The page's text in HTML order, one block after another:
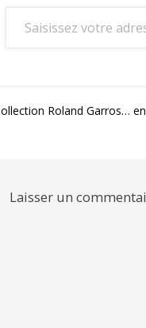
Roland Garros…
Laisser un